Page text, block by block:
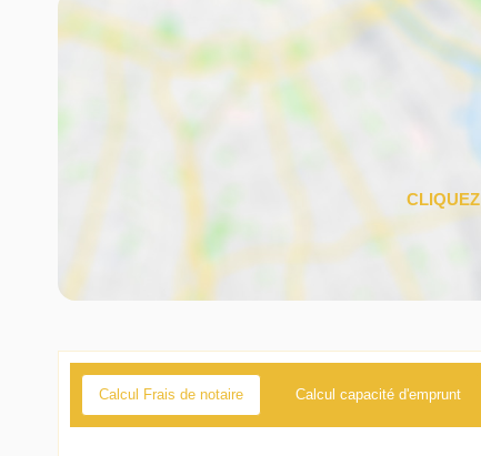
Calcul Frais de notaire Calcul capacité d'emprunt